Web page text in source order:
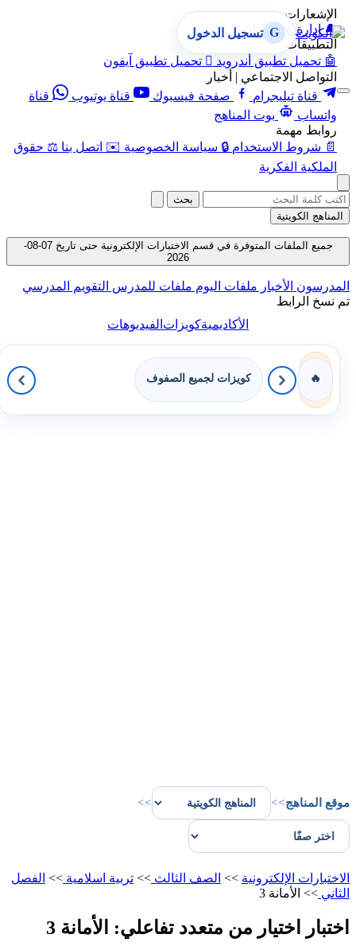
الإشعارات
🔔 إدارة الإشعارات
التطبيقات
🤖 تحميل تطبيق أندرويد  تحميل تطبيق آيفون
التواصل الاجتماعي | أخبار
قناة تيليجرام
صفحة فيسبوك قناة يوتيوب
قناة
واتساب
بوت المناهج
روابط مهمة
📄 شروط الاستخدام 🔒 سياسة الخصوصية ✉️ اتصل بنا ⚖️ حقوق
الملكية الفكرية
G تسجيل الدخول
بحث
المناهج الكويتية
جميع الملفات المتوفرة في قسم الاختبارات الإلكترونية حتى تاريخ 07-08-
2026
المدرسون الأخبار ملفات اليوم ملفات للمدرس التقويم المدرسي
تم نسخ الرابط
الأكاديميةكويزاتالفيديوهات
🔥 كويزات لجميع الصفوف
موقع المناهج>>
>>
الاختبارات الإلكترونية >> الصف الثالث >> تربية اسلامية >> الفصل
الثاني >> الأمانة 3
اختبار اختيار من متعدد تفاعلي: الأمانة 3